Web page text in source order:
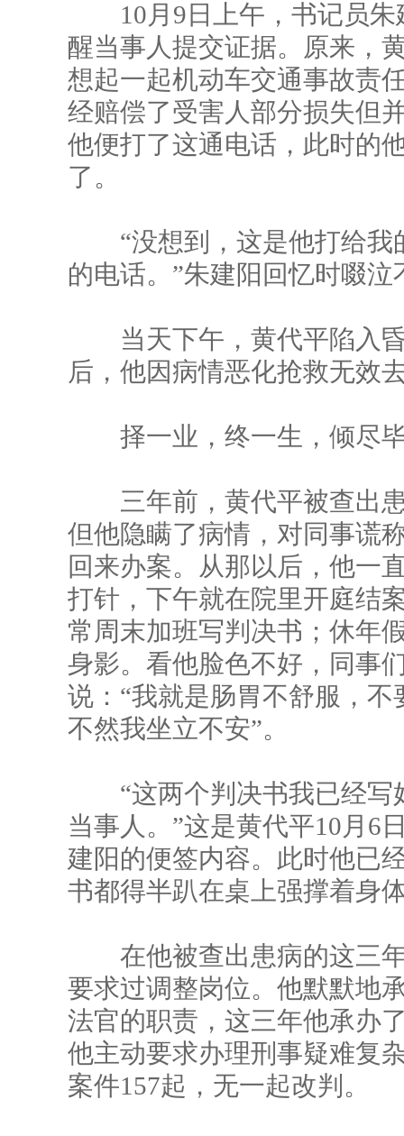
10月9日上午，书记员朱
醒当事人提交证据。原来，
想起一起机动车交通事故责
经赔偿了受害人部分损失但
他便打了这通电话，此时的
了。
“没想到，这是他打给我
的电话。”朱建阳回忆时啜泣
当天下午，黄代平陷入昏
后，他因病情恶化抢救无效
择一业，终一生，倾尽毕
三年前，黄代平被查出患
但他隐瞒了病情，对同事谎
回来办案。从那以后，他一
打针，下午就在院里开庭结
常周末加班写判决书；休年
身影。看他脸色不好，同事
说：“我就是肠胃不舒服，
不然我坐立不安”。
“这两个判决书我已经写
当事人。”这是黄代平10月6
建阳的便签内容。此时他已
书都得半趴在桌上强撑着身
在他被查出患病的这三年
要求过调整岗位。他默默地
法官的职责，这三年他承办
他主动要求办理刑事疑难复
案件157起，无一起改判。